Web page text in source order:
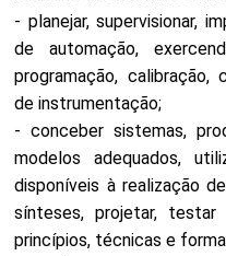
- planejar, supervisionar,
de automação,
programação,
de instrumentação;
- conceber sistemas,
modelos adequados,
disponíveis à realização
sínteses, projetar,
princípios, técnicas e